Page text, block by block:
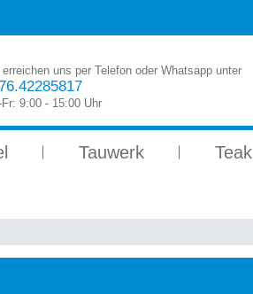
uns per Telefon oder Whatsapp unter
Fr: 9:00 - 15:00 Uhr
Tauwerk Teak